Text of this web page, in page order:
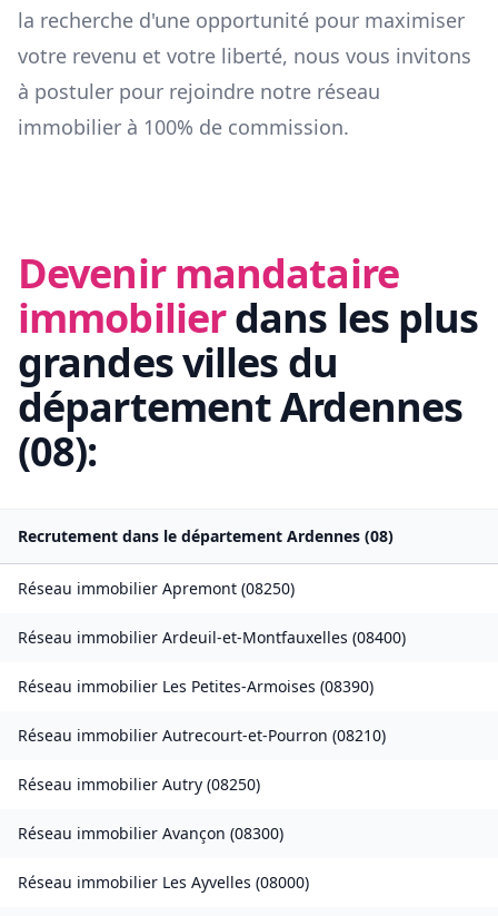
la recherche d'une opportunité pour maximiser
votre revenu et votre liberté, nous vous invitons
à postuler pour rejoindre notre réseau
immobilier à 100% de commission.
Devenir mandataire
immobilierdans les plus
grandes villes du
départementArdennes
(08):
Recrutement dans le département Ardennes (08)
Réseau immobilier Apremont (08250)
Réseau immobilier Ardeuil-et-Montfauxelles (08400)
Réseau immobilier Les Petites-Armoises (08390)
Réseau immobilier Autrecourt-et-Pourron (08210)
Réseau immobilier Autry (08250)
Réseau immobilier Avançon (08300)
Réseau immobilier Les Ayvelles (08000)